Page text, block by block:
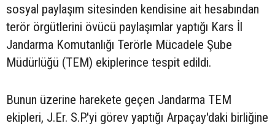
sosyal paylaşım sitesinden kendisine ait hesabından
terör örgütlerini övücü paylaşımlar yaptığı Kars İl
Jandarma Komutanlığı Terörle Mücadele Şube
Müdürlüğü (TEM) ekiplerince tespit edildi.
Bunun üzerine harekete geçen Jandarma TEM
ekipleri, J.Er. S.P.'yi görev yaptığı Arpaçay'daki birliğine